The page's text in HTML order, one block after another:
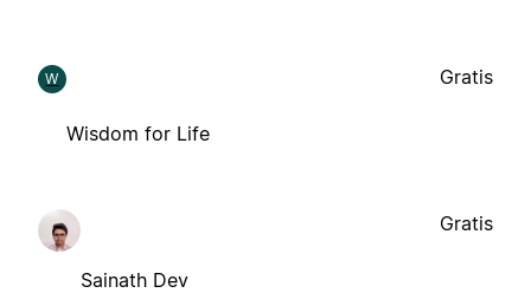
W
Wisdom for Life
Gratis
Sainath Dev
Gratis